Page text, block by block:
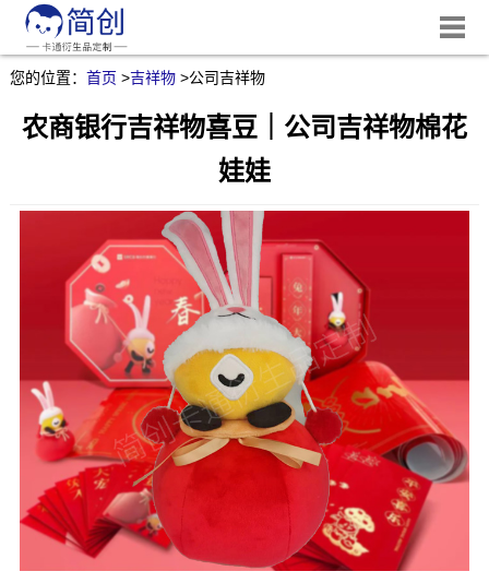
您的位置： 首页 >吉祥物>公司吉祥物
农商银行吉祥物喜豆｜公司吉祥物棉花
娃娃